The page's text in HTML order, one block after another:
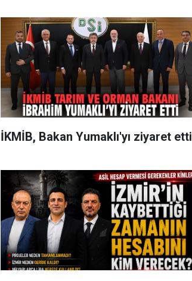
İKMİB, Bakan Yumaklı'yı ziyaret etti